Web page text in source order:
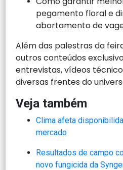
pegamento floral e
abortamento de
Além das palestras da
outros conteúdos
entrevistas, vídeos
diversas frentes do
Veja também
Clima afeta
mercado
Resultados de campo
novo fungicida da